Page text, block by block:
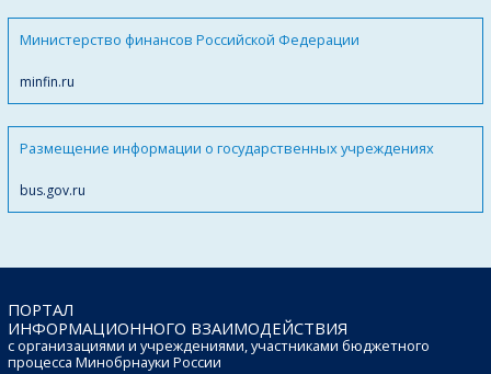
Министерство финансов Российской Федерации
minfin.ru
Размещение информации о государственных учреждениях
bus.gov.ru
ПОРТАЛ
ИНФОРМАЦИОННОГО ВЗАИМОДЕЙСТВИЯ
с организациями и учреждениями, участниками бюджетного
процесса Минобрнауки России